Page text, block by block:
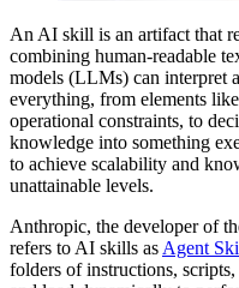
An AI skill is an artifact that
combining human-readable
models (LLMs) can interpret
everything, from elements
operational constraints, to
knowledge into something
to achieve scalability and
unattainable levels.
Anthropic, the developer of
refers to AI skills as Agent
folders of instructions,